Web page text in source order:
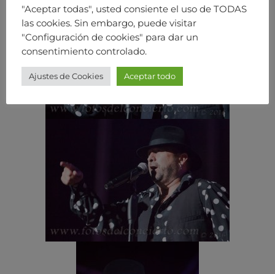
"Aceptar todas", usted consiente el uso de TODAS
las cookies. Sin embargo, puede visitar
"Configuración de cookies" para dar un
consentimiento controlado.
Ajustes de Cookies Aceptar todo